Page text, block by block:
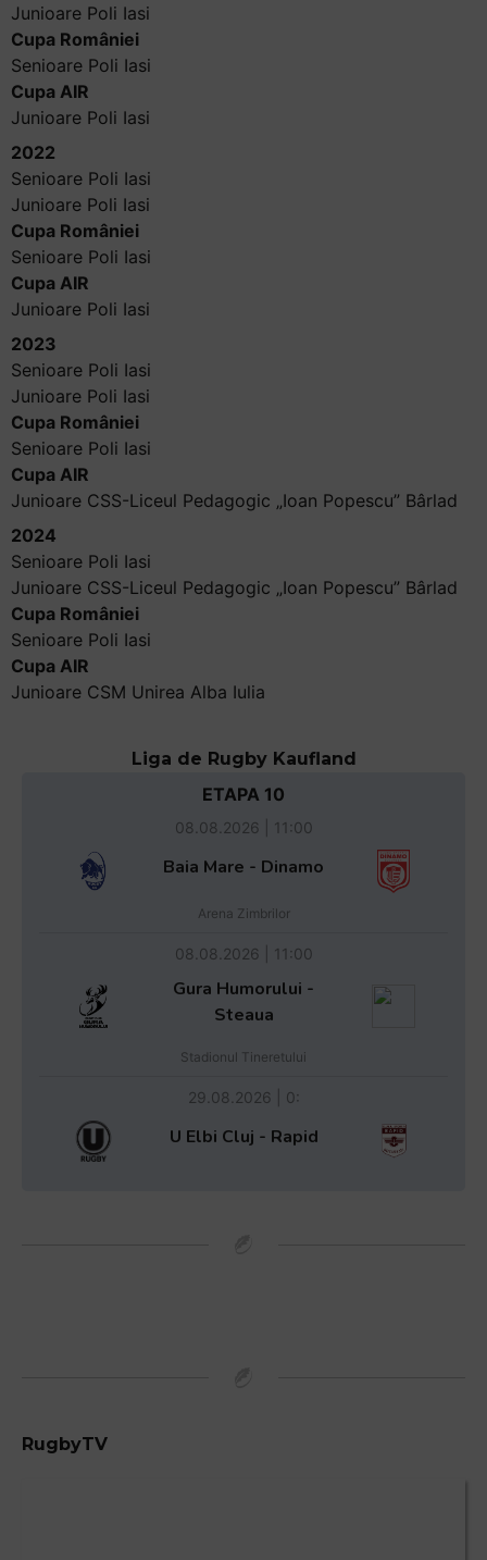
Junioare Poli Iasi
Cupa României
Senioare Poli Iasi
Cupa AIR
Junioare Poli Iasi
2022
Senioare Poli Iasi
Junioare Poli Iasi
Cupa României
Senioare Poli Iasi
Cupa AIR
Junioare Poli Iasi
2023
Senioare Poli Iasi
Junioare Poli Iasi
Cupa României
Senioare Poli Iasi
Cupa AIR
Junioare CSS-Liceul Pedagogic „Ioan Popescu” Bârlad
2024
Senioare Poli Iasi
Junioare CSS-Liceul Pedagogic „Ioan Popescu” Bârlad
Cupa României
Senioare Poli Iasi
Cupa AIR
Junioare CSM Unirea Alba Iulia
Liga de Rugby Kaufland
ETAPA 10
08.08.2026 | 11:00
Baia Mare - Dinamo
Arena Zimbrilor
08.08.2026 | 11:00
Gura Humorului -
Steaua
Stadionul Tineretului
29.08.2026 | 0:
U Elbi Cluj - Rapid
RugbyTV